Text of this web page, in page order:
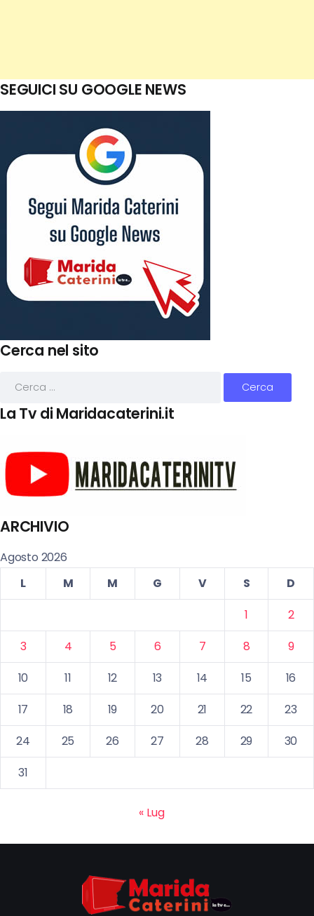
SEGUICI SU GOOGLE NEWS
Cerca nel sito
La Tv di Maridacaterini.it
ARCHIVIO
Agosto 2026
L
M M G V S
D
1
2
3
4 5 6 7 8
9
10
11 12 13 14 15
16
17
18 19 20 21 22
23
24
25 26 27 28 29
30
31
« Lug